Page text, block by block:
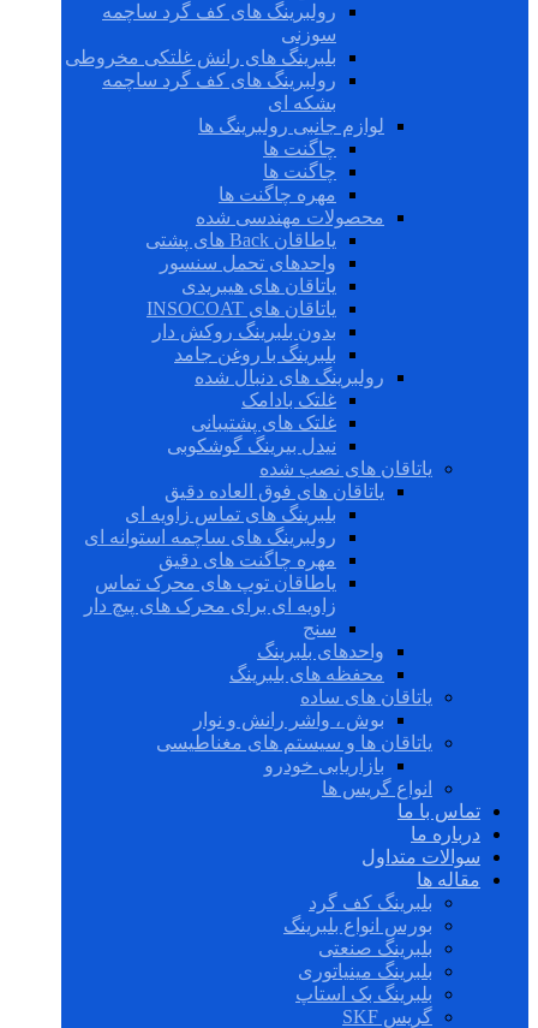
رولبرینگ های کف گرد ساچمه
سوزنی
بلبرینگ های رانش غلتکی مخروطی
رولبرینگ های کف گرد ساچمه
بشکه ای
لوازم جانبی رولبرینگ ها
چاگنت ها
چاگنت ها
مهره چاگنت ها
محصولات مهندسی شده
یاطاقان Back های پشتی
واحدهای تحمل سنسور
یاتاقان های هیبریدی
یاتاقان های INSOCOAT
بدون بلبرینگ روکش دار
بلبرینگ با روغن جامد
رولبرینگ های دنبال شده
غلتک بادامک
غلتک های پشتیبانی
نیدل بیرینگ گوشکوبی
یاتاقان های نصب شده
یاتاقان های فوق العاده دقیق
بلبرینگ های تماس زاویه ای
رولبرینگ های ساچمه استوانه ای
مهره چاگنت های دقیق
یاطاقان توپ های محرک تماس
زاویه ای برای محرک های پیچ دار
سنج
واحدهای بلبرینگ
محفظه های بلبرینگ
یاتاقان های ساده
بوش ، واشر رانش و نوار
یاتاقان ها و سیستم های مغناطیسی
بازاریابی خودرو
انواع گریس ها
تماس با ما
درباره ما
سوالات متداول
مقاله ها
بلبرینگ کف گرد
بورس انواع بلبرینگ
بلبرینگ صنعتی
بلبرینگ مینیاتوری
بلبرینگ بک استاپ
گریس SKF